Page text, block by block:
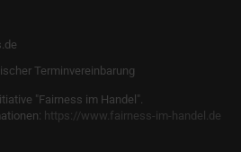
Terminvereinbarung
"Fairness im Handel".
https://www.fairness-im-handel.de